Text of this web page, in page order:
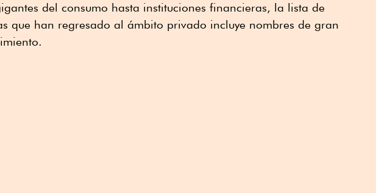
del consumo hasta instituciones financieras, la lista de
que han regresado al ámbito privado incluye nombres de gran